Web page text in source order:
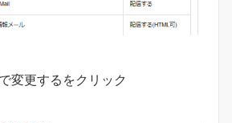
変更するをクリック